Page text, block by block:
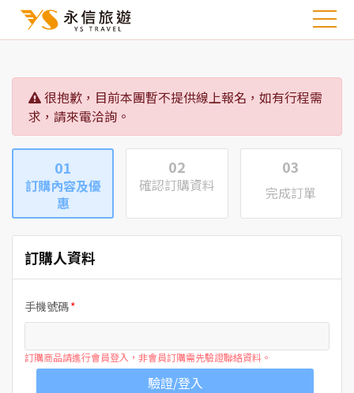
很抱歉，目前本團暫不提供線上報名，如有行程需
求，請來電洽詢。
01
訂購內容及優
惠
02
確認訂購資料
03
完成訂單
訂購人資料
手機號碼
訂購商品請進行會員登入，非會員訂購需先驗證聯絡資料。
驗證/登入